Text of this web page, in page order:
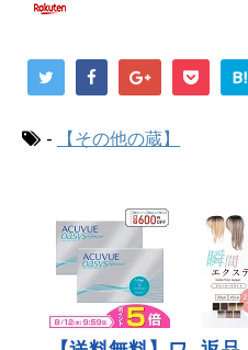
B!
- 【その他の蔵】